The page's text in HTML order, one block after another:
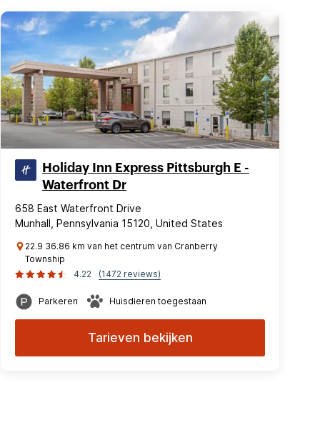
Holiday Inn Express Pittsburgh E -
Waterfront Dr
658 East Waterfront Drive
Munhall, Pennsylvania 15120, United States
22.9 36.86 km van het centrum van Cranberry
Township
4.22
(1472 reviews)
Parkeren Huisdieren toegestaan
Tarieven bekijken